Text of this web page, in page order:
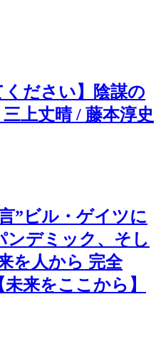
ください】陰謀の
上丈晴 / 藤本淳史
”ビル・ゲイツに
ンデミック、そし
を人から 完全
来をここから】